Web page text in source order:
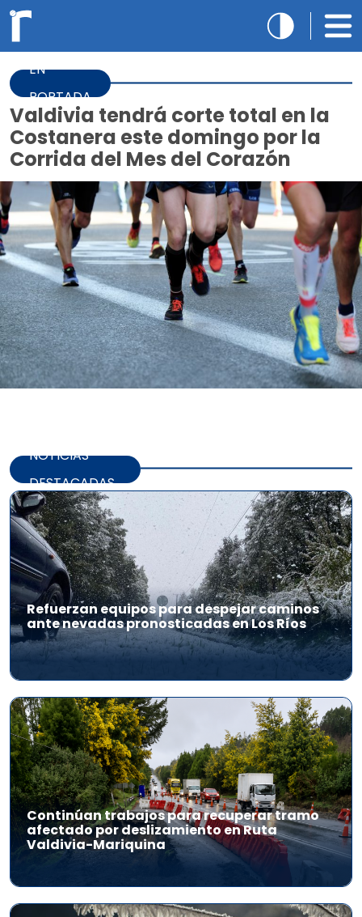
EN
PORTADA
Valdivia tendrá corte total en la
Costanera este domingo por la
Corrida del Mes del Corazón
NOTICIAS
DESTACADAS
Refuerzan equipos para despejar caminos
ante nevadas pronosticadas en Los Ríos
Continúan trabajos para recuperar tramo
afectado por deslizamiento en Ruta
Valdivia-Mariquina